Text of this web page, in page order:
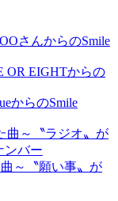
さんからのSmile
EIGHTからの
からのSmile
～〝ラジオ〟が
ンバー
～〝願い事〟が